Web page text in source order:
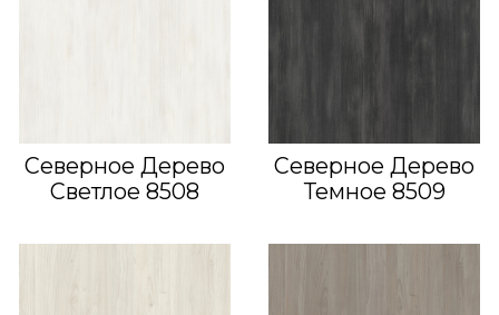
Северное Дерево
Светлое 8508
Северное Дерево
Темное 8509